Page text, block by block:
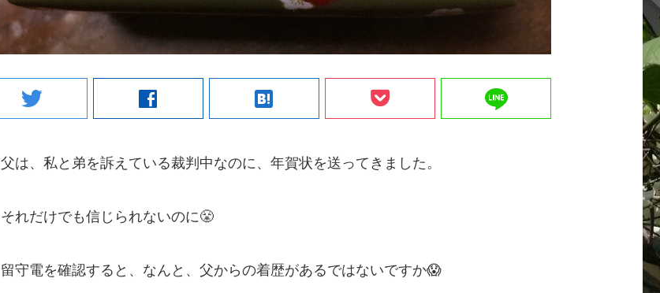
twitter facebook hatenabookmark line
父は、私と弟を訴えている裁判中なのに、年賀状を送ってきました。
それだけでも信じられないのに😤
留守電を確認すると、なんと、父からの着歴があるではないですか😱